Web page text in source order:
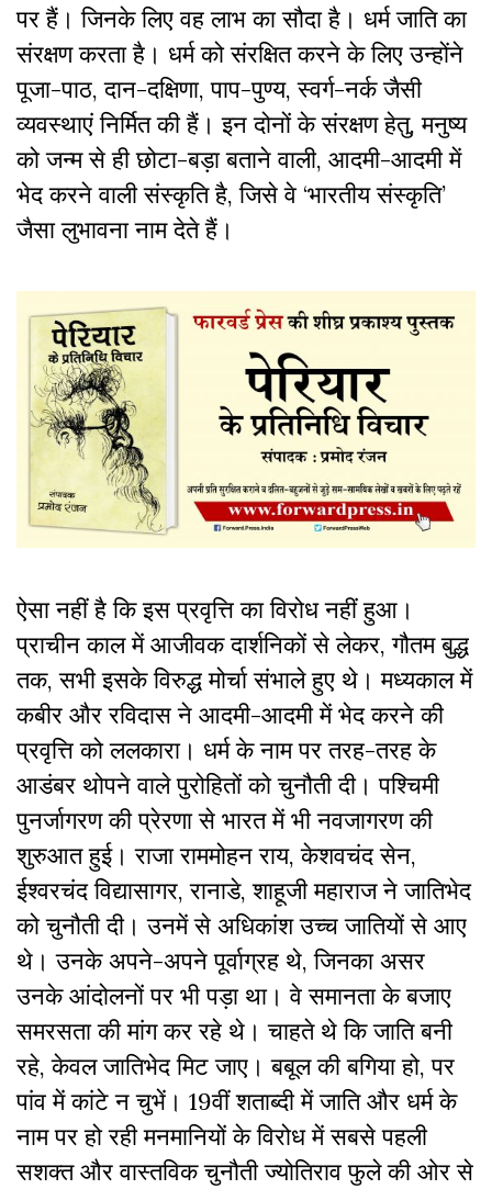
पर हैं। जिनके लिए वह लाभ का सौदा है। धर्म जाति का
संरक्षण करता है। धर्म को संरक्षित करने के लिए उन्होंने
पूजा-पाठ, दान-दक्षिणा, पाप-पुण्य, स्वर्ग-नर्क जैसी
व्यवस्थाएं निर्मित की हैं। इन दोनों के संरक्षण हेतु, मनुष्य
को जन्म से ही छोटा-बड़ा बताने वाली, आदमी-आदमी में
भेद करने वाली संस्कृति है, जिसे वे ‘भारतीय संस्कृति’
जैसा लुभावना नाम देते हैं।
ऐसा नहीं है कि इस प्रवृत्ति का विरोध नहीं हुआ।
प्राचीन काल में आजीवक दार्शनिकों से लेकर, गौतम बुद्ध
तक, सभी इसके विरुद्ध मोर्चा संभाले हुए थे। मध्यकाल में
कबीर और रविदास ने आदमी-आदमी में भेद करने की
प्रवृत्ति को ललकारा। धर्म के नाम पर तरह-तरह के
आडंबर थोपने वाले पुरोहितों को चुनौती दी। पश्चिमी
पुनर्जागरण की प्रेरणा से भारत में भी नवजागरण की
शुरुआत हुई। राजा राममोहन राय, केशवचंद सेन,
ईश्वरचंद विद्यासागर, रानाडे, शाहूजी महाराज ने जातिभेद
को चुनौती दी। उनमें से अधिकांश उच्च जातियों से आए
थे। उनके अपने-अपने पूर्वाग्रह थे, जिनका असर
उनके आंदोलनों पर भी पड़ा था। वे समानता के बजाए
समरसता की मांग कर रहे थे। चाहते थे कि जाति बनी
रहे, केवल जातिभेद मिट जाए। बबूल की बगिया हो, पर
पांव में कांटे न चुभें। 19वीं शताब्दी में जाति और धर्म के
नाम पर हो रही मनमानियों के विरोध में सबसे पहली
सशक्त और वास्तविक चुनौती ज्योतिराव फुले की ओर से